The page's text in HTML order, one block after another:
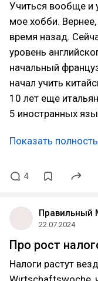
Учиться вообще и
мое хобби.
время назад.
уровень
начальный
начал учить
10 лет еще
5 иностранных
Показать
4
Правильный
22.07.2024
Про рост
Налоги растут